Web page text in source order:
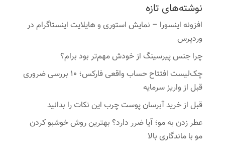
نوشته‌های تازه
افزونه اینسورا – نمایش استوری و هایلایت اینستاگرام در
وردپرس
چرا جنس پیرسینگ از خودش مهم‌تر بود برام؟
چک‌لیست افتتاح حساب واقعی فارکس؛ ۱۰ بررسی ضروری
قبل از واریز سرمایه
قبل از خرید آبرسان پوست چرب این نکات را بدانید
عطر زدن به مو؛ آیا ضرر دارد؟ بهترین روش خوشبو کردن
مو با ماندگاری بالا